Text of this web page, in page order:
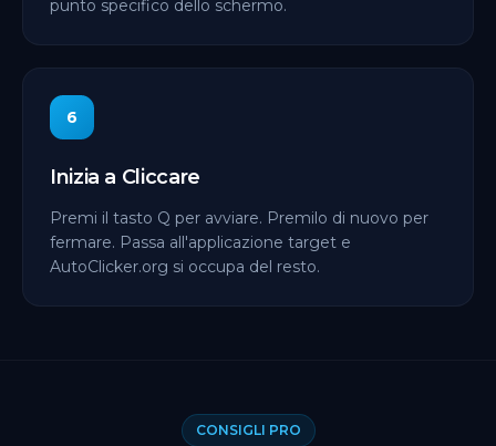
punto specifico dello schermo.
6
Inizia a Cliccare
Premi il tasto Q per avviare. Premilo di nuovo per
fermare. Passa all'applicazione target e
AutoClicker.org si occupa del resto.
CONSIGLI PRO